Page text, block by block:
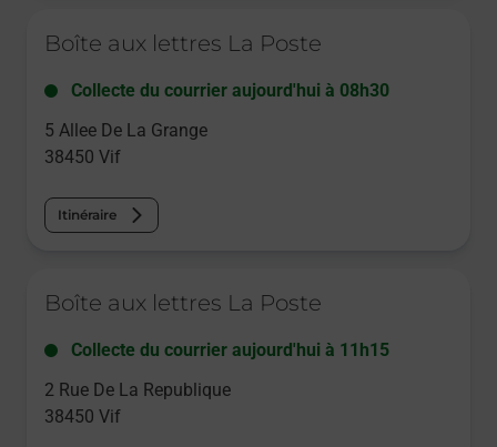
Boîte aux lettres La Poste
Collecte du courrier aujourd'hui à 08h30
5 Allee De La Grange
38450 Vif
Itinéraire
Boîte aux lettres La Poste
Collecte du courrier aujourd'hui à 11h15
2 Rue De La Republique
38450 Vif